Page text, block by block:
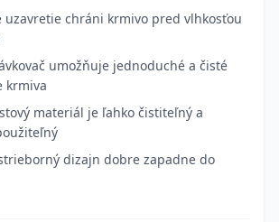
uzavretie chráni krmivo pred vlhkosťou
umožňuje jednoduché a čisté
krmiva
materiál je ľahko čistiteľný a
dizajn dobre zapadne do